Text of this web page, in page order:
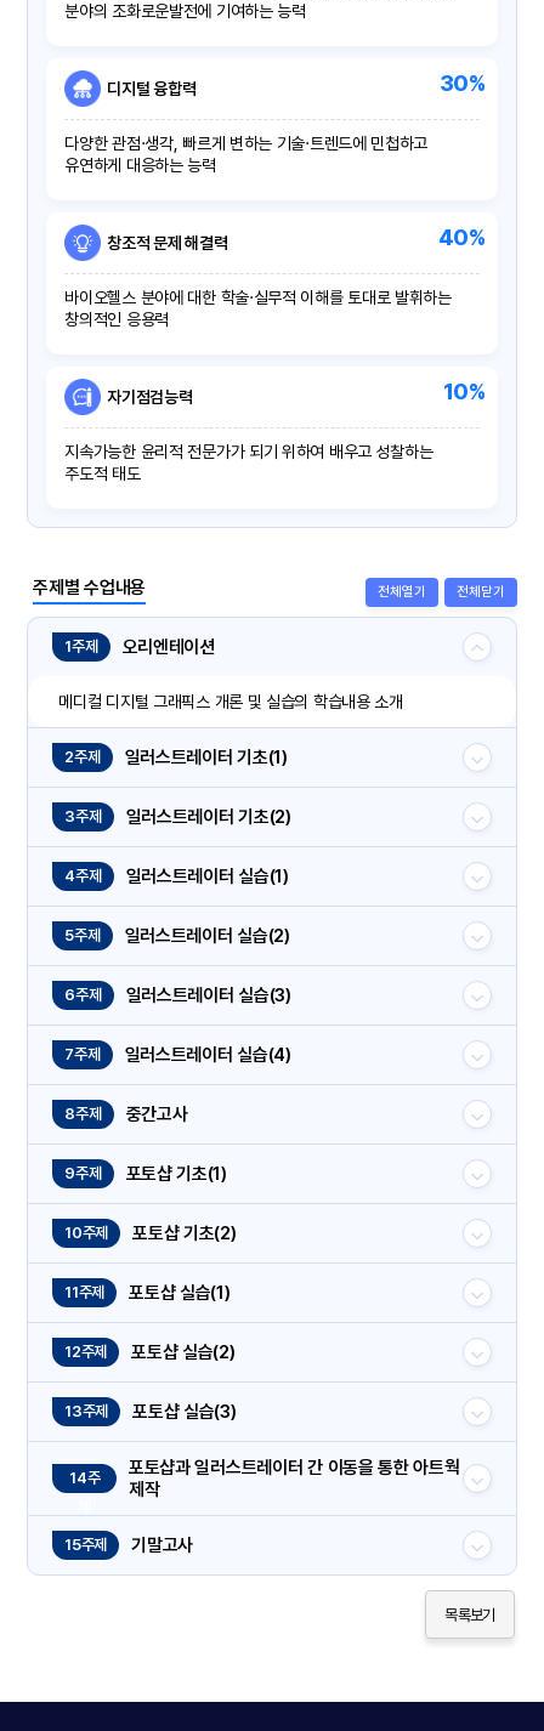
분야의 조화로운발전에 기여하는 능력
디지털 융합력
다양한 관점·생각, 빠르게 변하는 기술·트렌드에 민첩하고
유연하게 대응하는 능력
30%
창조적 문제 해결력
바이오헬스 분야에 대한 학술·실무적 이해를 토대로 발휘하는
창의적인 응용력
40%
자기점검능력
지속가능한 윤리적 전문가가 되기 위하여 배우고 성찰하는
주도적 태도
10%
주제별 수업내용 전체열기 전체닫기
1주제 오리엔테이션
메디컬 디지털 그래픽스 개론 및 실습의 학습내용 소개
2주제 일러스트레이터 기초(1)
3주제 일러스트레이터 기초(2)
4주제 일러스트레이터 실습(1)
5주제 일러스트레이터 실습(2)
6주제 일러스트레이터 실습(3)
7주제 일러스트레이터 실습(4)
8주제 중간고사
9주제 포토샵 기초(1)
10주제 포토샵 기초(2)
11주제 포토샵 실습(1)
12주제 포토샵 실습(2)
13주제 포토샵 실습(3)
14주
포토샵과 일러스트레이터 간 이동을 통한 아트웍
제작
15주제 기말고사
목록보기